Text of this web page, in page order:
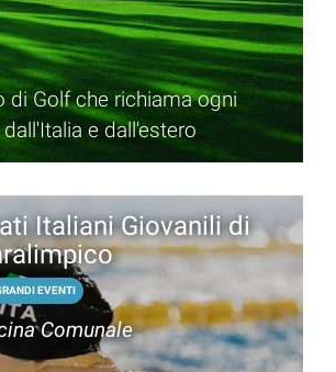
di Golf che richiama ogni
e dall'estero
Italiani Giovanili di
EVENTI
Comunale